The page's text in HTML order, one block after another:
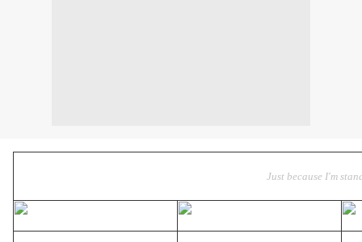
Just because I'm